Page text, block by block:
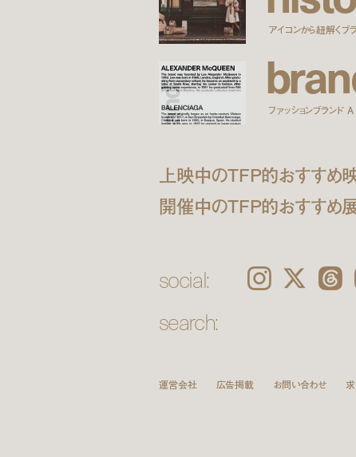
アイコンから紐解くブ
bran
ファッションブランド
上映中のTFP的おすすめ
開催中のTFP的おすすめ
social: Instagram 𝕏 Threads
search:
運営会社 広告掲載 お問い合わせ